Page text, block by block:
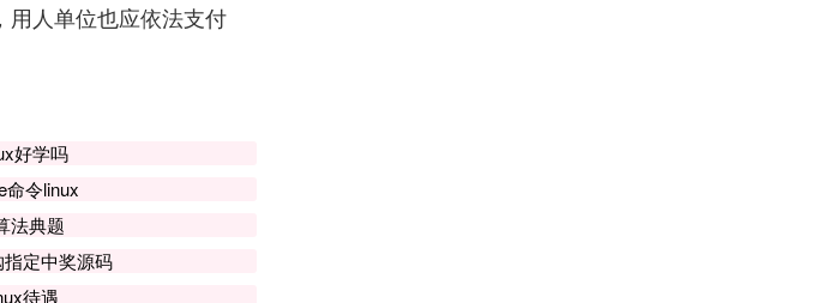
用人单位也应依法支付
好学吗
命令linux
法典题
定中奖源码
待遇